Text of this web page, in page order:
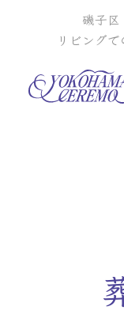
磯子区
リビング